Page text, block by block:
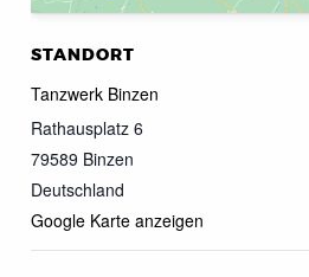
STANDORT
Tanzwerk Binzen
Rathausplatz 6
79589 Binzen
Deutschland
Google Karte anzeigen